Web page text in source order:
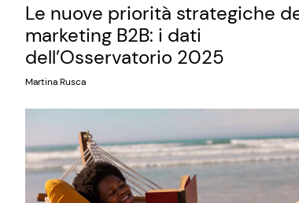
Le nuove priorità strategiche
marketing B2B: i dati
dell’Osservatorio 2025
Martina Rusca